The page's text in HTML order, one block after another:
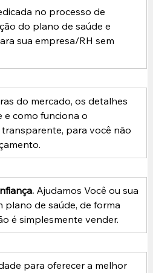
no processo de
do plano de saúde e
sua empresa/RH sem
do mercado, os detalhes
e como funciona o
transparente, para você não
Ajudamos Você ou sua
plano de saúde, de forma
é simplesmente vender.
para oferecer a melhor